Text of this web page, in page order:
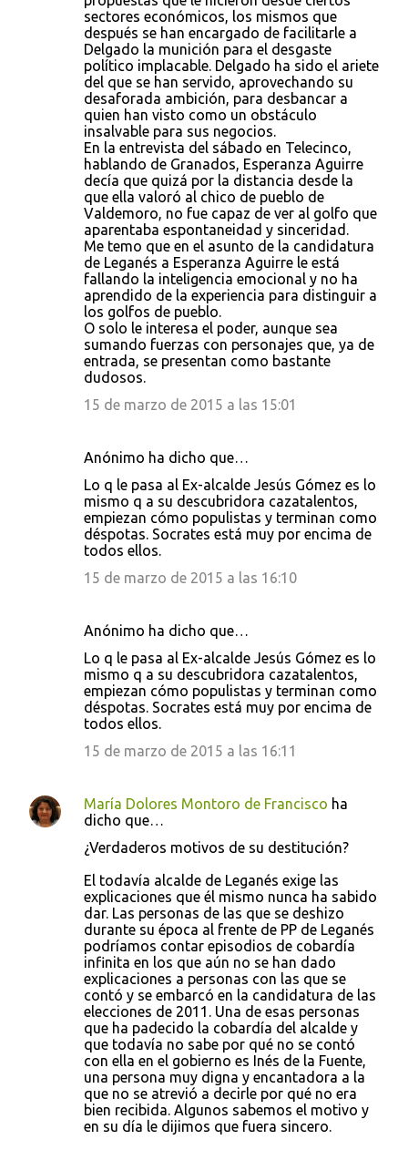
sectores económicos, los mismos que
después se han encargado de facilitarle a
Delgado la munición para el desgaste
político implacable. Delgado ha sido el ariete
del que se han servido, aprovechando su
desaforada ambición, para desbancar a
quien han visto como un obstáculo
insalvable para sus negocios.
En la entrevista del sábado en Telecinco,
hablando de Granados, Esperanza Aguirre
decía que quizá por la distancia desde la
que ella valoró al chico de pueblo de
Valdemoro, no fue capaz de ver al golfo que
aparentaba espontaneidad y sinceridad.
Me temo que en el asunto de la candidatura
de Leganés a Esperanza Aguirre le está
fallando la inteligencia emocional y no ha
aprendido de la experiencia para distinguir a
los golfos de pueblo.
O solo le interesa el poder, aunque sea
sumando fuerzas con personajes que, ya de
entrada, se presentan como bastante
dudosos.
15 de marzo de 2015 a las 15:01
Anónimo ha dicho que…
Lo q le pasa al Ex-alcalde Jesús Gómez es lo
mismo q a su descubridora cazatalentos,
empiezan cómo populistas y terminan como
déspotas. Socrates está muy por encima de
todos ellos.
15 de marzo de 2015 a las 16:10
Anónimo ha dicho que…
Lo q le pasa al Ex-alcalde Jesús Gómez es lo
mismo q a su descubridora cazatalentos,
empiezan cómo populistas y terminan como
déspotas. Socrates está muy por encima de
todos ellos.
15 de marzo de 2015 a las 16:11
María Dolores Montoro de Francisco ha
dicho que…
¿Verdaderos motivos de su destitución?
El todavía alcalde de Leganés exige las
explicaciones que él mismo nunca ha sabido
dar. Las personas de las que se deshizo
durante su época al frente de PP de Leganés
podríamos contar episodios de cobardía
infinita en los que aún no se han dado
explicaciones a personas con las que se
contó y se embarcó en la candidatura de las
elecciones de 2011. Una de esas personas
que ha padecido la cobardía del alcalde y
que todavía no sabe por qué no se contó
con ella en el gobierno es Inés de la Fuente,
una persona muy digna y encantadora a la
que no se atrevió a decirle por qué no era
bien recibida. Algunos sabemos el motivo y
en su día le dijimos que fuera sincero.